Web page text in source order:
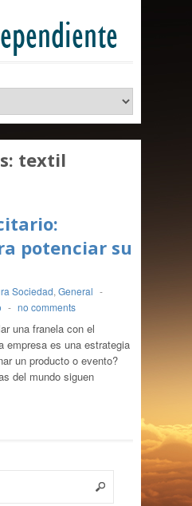
textil
potenciar su
Sociedad, General -
- no comments
una franela con el
empresa es una estrategia
un producto o evento?
del mundo siguen